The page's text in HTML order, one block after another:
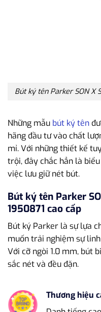
Bút ký tên Parker SON X
Những mẫu bút ký tên
hãng đầu tư vào chất
mỉ. Với những thiết kế
trội, đây chắc hẳn là
việc lưu giữ nét bút.
Bút ký tên Parker
1950871 cao cấp
Bút ký Parker là sự lựa
muốn trải nghiệm sự
Với cỡ ngòi 1.0 mm, bút
sắc nét và đều đặn.
Thương hiệu